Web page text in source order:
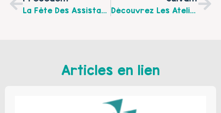
La Fête Des Assistants Maternels Du RAM Les Lapinous Le Vendredi 22 Novembre 2019 De 16 H 30 À 19 H Découvrez Les Ateliers D'éveil Itinérants De Janvier À Février 2020 Au Jardin Des Mômes À Fruges
Articles en lien